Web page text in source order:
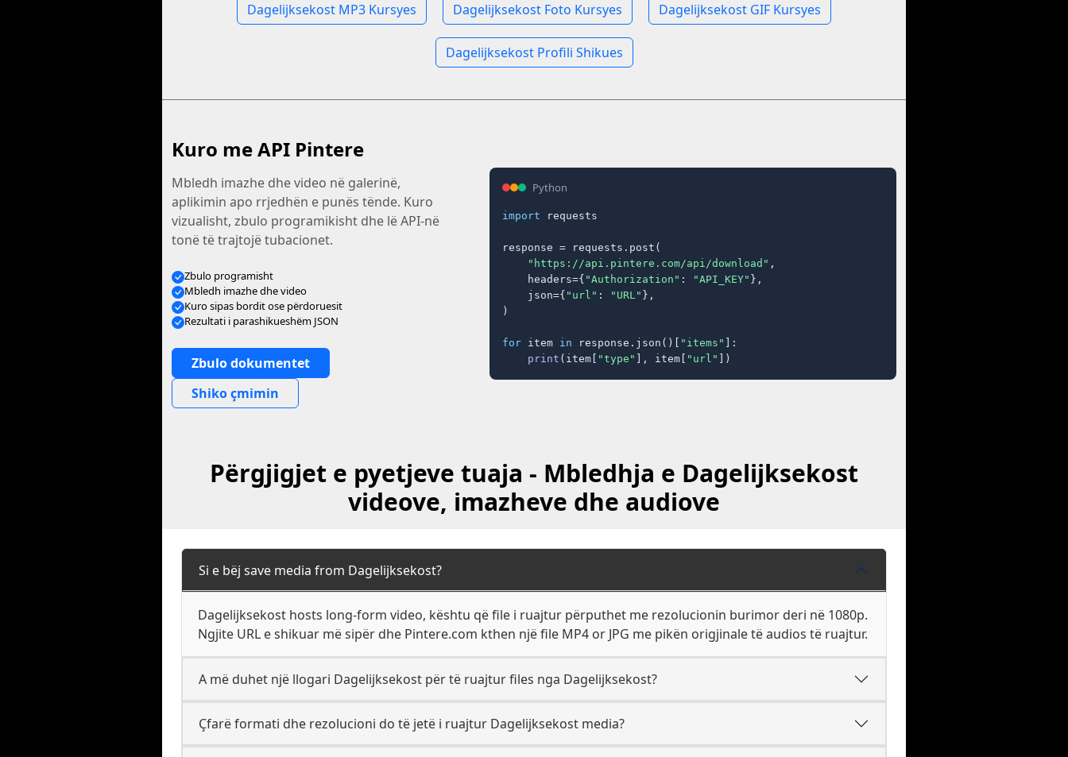
Dagelijksekost MP3 Kursyes Dagelijksekost Foto Kursyes Dagelijksekost GIF Kursyes
Dagelijksekost Profili Shikues
Kuro me API Pintere
Mbledh imazhe dhe video në galerinë,
aplikimin apo rrjedhën e punës tënde. Kuro
vizualisht, zbulo programikisht dhe lë API-në
tonë të trajtojë tubacionet.
Zbulo programisht
Mbledh imazhe dhe video
Kuro sipas bordit ose përdoruesit
Rezultati i parashikueshëm JSON
Zbulo dokumentet
Shiko çmimin
Python
import requests
response = requests.post(
"https://api.pintere.com/api/download" ,
    headers={
"Authorization" : "API_KEY" },
    json={
"url" : "URL" },
)
for item in response.json()[ "items" ]:
print (item[ "type" ], item[ "url" ])
Përgjigjet e pyetjeve tuaja - Mbledhja e Dagelijksekost
videove, imazheve dhe audiove
Si e bëj save media from Dagelijksekost?
Dagelijksekost hosts long-form video, kështu që file i ruajtur përputhet me rezolucionin burimor deri në 1080p.
Ngjite URL e shikuar më sipër dhe Pintere.com kthen një file MP4 or JPG me pikën origjinale të audios të ruajtur.
A më duhet një llogari Dagelijksekost për të ruajtur files nga Dagelijksekost?
Çfarë formati dhe rezolucioni do të jetë i ruajtur Dagelijksekost media?